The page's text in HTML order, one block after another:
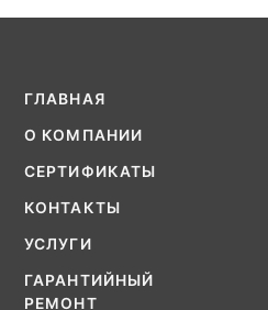
ГЛАВНАЯ
О КОМПАНИИ
СЕРТИФИКАТЫ
КОНТАКТЫ
УСЛУГИ
ГАРАНТИЙНЫЙ
РЕМОНТ